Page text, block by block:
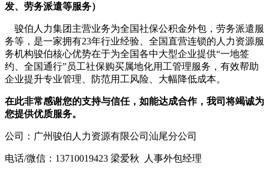
发、劳务派遣等服务）
骏伯人力集团主营业务为全国社保公积金外包，劳务派遣服
务等，是一家拥有23年行业经验、全国直营连锁的人力资源服
务机构骏伯核心优势在于为全国各中大型企业提供“一地签
约、全国通行”员工社保购买属地化用工管理服务，有效帮助
企业提升专业管理、防范用工风险、大幅降低成本。
在此非常感谢您的支持与信任，如能达成合作，我司将竭诚为
您提供优质服务。
公司：广州骏伯人力资源有限公司汕尾分公司
电话/微信：13710019423 梁爱秋 人事外包经理